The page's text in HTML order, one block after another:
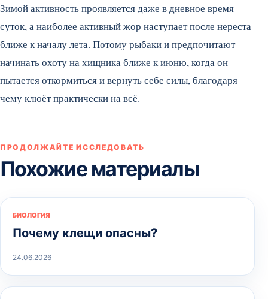
Зимой активность проявляется даже в дневное время
суток, а наиболее активный жор наступает после нереста
ближе к началу лета. Потому рыбаки и предпочитают
начинать охоту на хищника ближе к июню, когда он
пытается откормиться и вернуть себе силы, благодаря
чему клюёт практически на всё.
ПРОДОЛЖАЙТЕ ИССЛЕДОВАТЬ
Похожие материалы
БИОЛОГИЯ
Почему клещи опасны?
24.06.2026